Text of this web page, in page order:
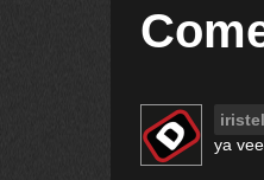
ya